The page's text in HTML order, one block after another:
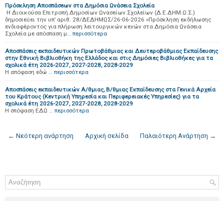
Πρόσκληση Αποσπάσεων στα Δημόσια Ωνάσεια Σχολεία
Η Διοικούσα Επιτροπή Δημοσίων Ωνασείων Σχολείων (Δ.Ε.ΔΗΜ.Ω.Σ.)
δημοσιεύει την υπ’ αριθ. 28/ΔΕΔΗΜΩΣ/26-06-2026 «Πρόσκληση εκδήλωσης
ενδιαφέροντος για πλήρωση λειτουργικών κενών στα Δημόσια Ωνάσεια
Σχολεία με απόσπαση μ… περισσότερα
Αποσπάσεις εκπαιδευτικών Πρωτοβάθμιας και Δευτεροβάθμιας Εκπαίδευσης
στην Εθνική Βιβλιοθήκη της Ελλάδος και στις Δημόσιες Βιβλιοθήκες για τα
σχολικά έτη 2026-2027, 2027-2028, 2028-2029
Η απόφαση εδώ … περισσότερα
Αποσπάσεις εκπαιδευτικών Α/θμιας, Β/θμιας Εκπαίδευσης στα Γενικά Αρχεία
του Κράτους (Κεντρική Υπηρεσία και Περιφερειακές Υπηρεσίες) για τα
σχολικά έτη 2026-2027, 2027-2028, 2028-2029
H σπόφαση ΕΔΩ … περισσότερα
← Νεότερη ανάρτηση Παλαιότερη Ανάρτηση →
Αρχική σελίδα